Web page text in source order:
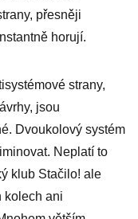
přesněji
horují.
strany,
jsou
Dvoukolový systém
Neplatí to
klub Stačilo! ale
kolech ani